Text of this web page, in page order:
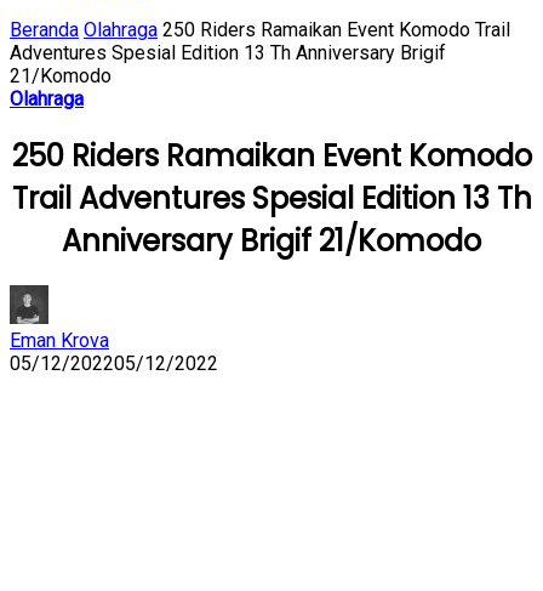
Beranda Olahraga 250 Riders Ramaikan Event Komodo Trail
Adventures Spesial Edition 13 Th Anniversary Brigif
21/Komodo
Olahraga
250 Riders Ramaikan Event Komodo
Trail Adventures Spesial Edition 13 Th
Anniversary Brigif 21/Komodo
Eman Krova
05/12/202205/12/2022